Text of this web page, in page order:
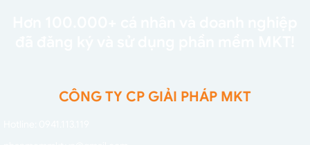
CÔNG TY CP GIẢI PHÁP MKT